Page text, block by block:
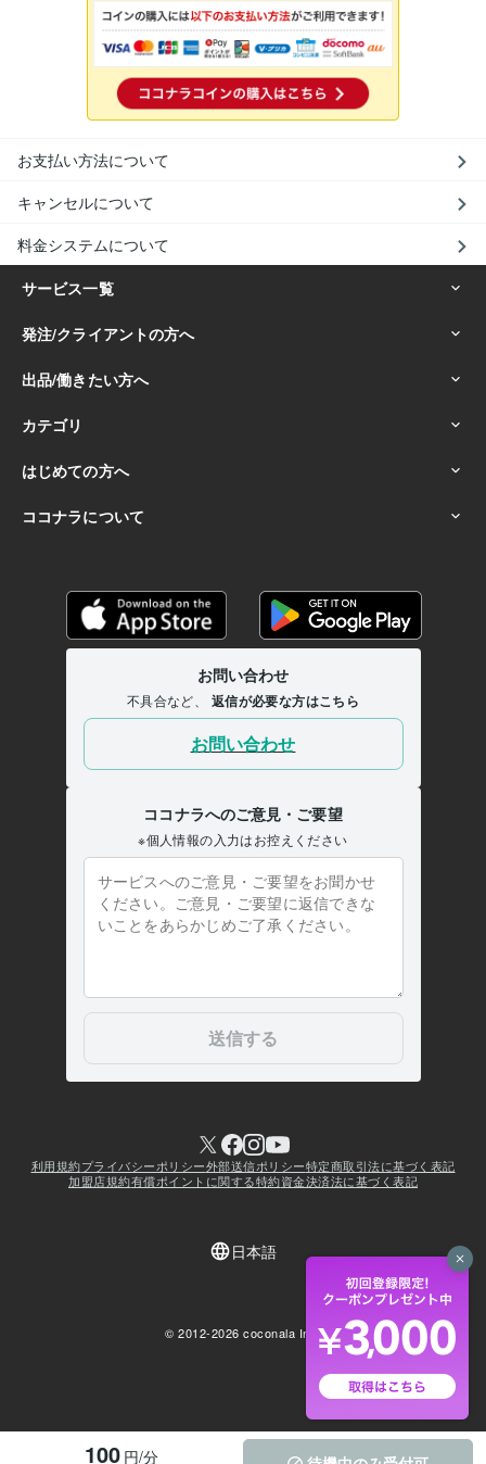
100 円/分
お支払い方法について
キャンセルについて
料金システムについて